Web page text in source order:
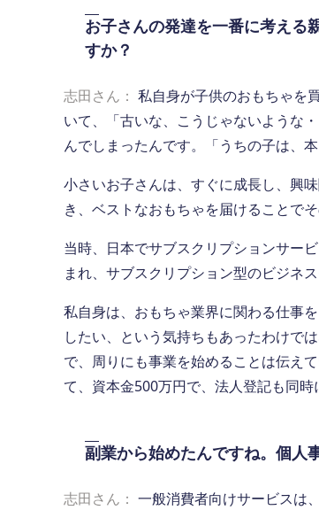
お子さんの発達を一番に考える
すか？
志田さん： 私自身が子供のおもちゃを
いて、「古いな、こうじゃないような
んでしまったんです。「うちの子は、
小さいお子さんは、すぐに成長し、興
き、ベストなおもちゃを届けることで
当時、日本でサブスクリプションサー
まれ、サブスクリプション型のビジネ
私自身は、おもちゃ業界に関わる仕事
したい、という気持ちもあったわけで
で、周りにも事業を始めることは伝え
て、資本金500万円で、法人登記も同時
副業から始めたんですね。個人
志田さん： 一般消費者向けサービスは